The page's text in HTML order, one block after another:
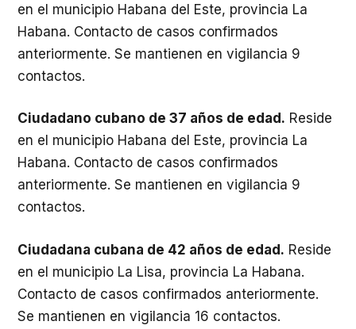
en el municipio Habana del Este, provincia La
Habana. Contacto de casos confirmados
anteriormente. Se mantienen en vigilancia 9
contactos.
Ciudadano cubano de 37 años de edad. Reside
en el municipio Habana del Este, provincia La
Habana. Contacto de casos confirmados
anteriormente. Se mantienen en vigilancia 9
contactos.
Ciudadana cubana de 42 años de edad. Reside
en el municipio La Lisa, provincia La Habana.
Contacto de casos confirmados anteriormente.
Se mantienen en vigilancia 16 contactos.